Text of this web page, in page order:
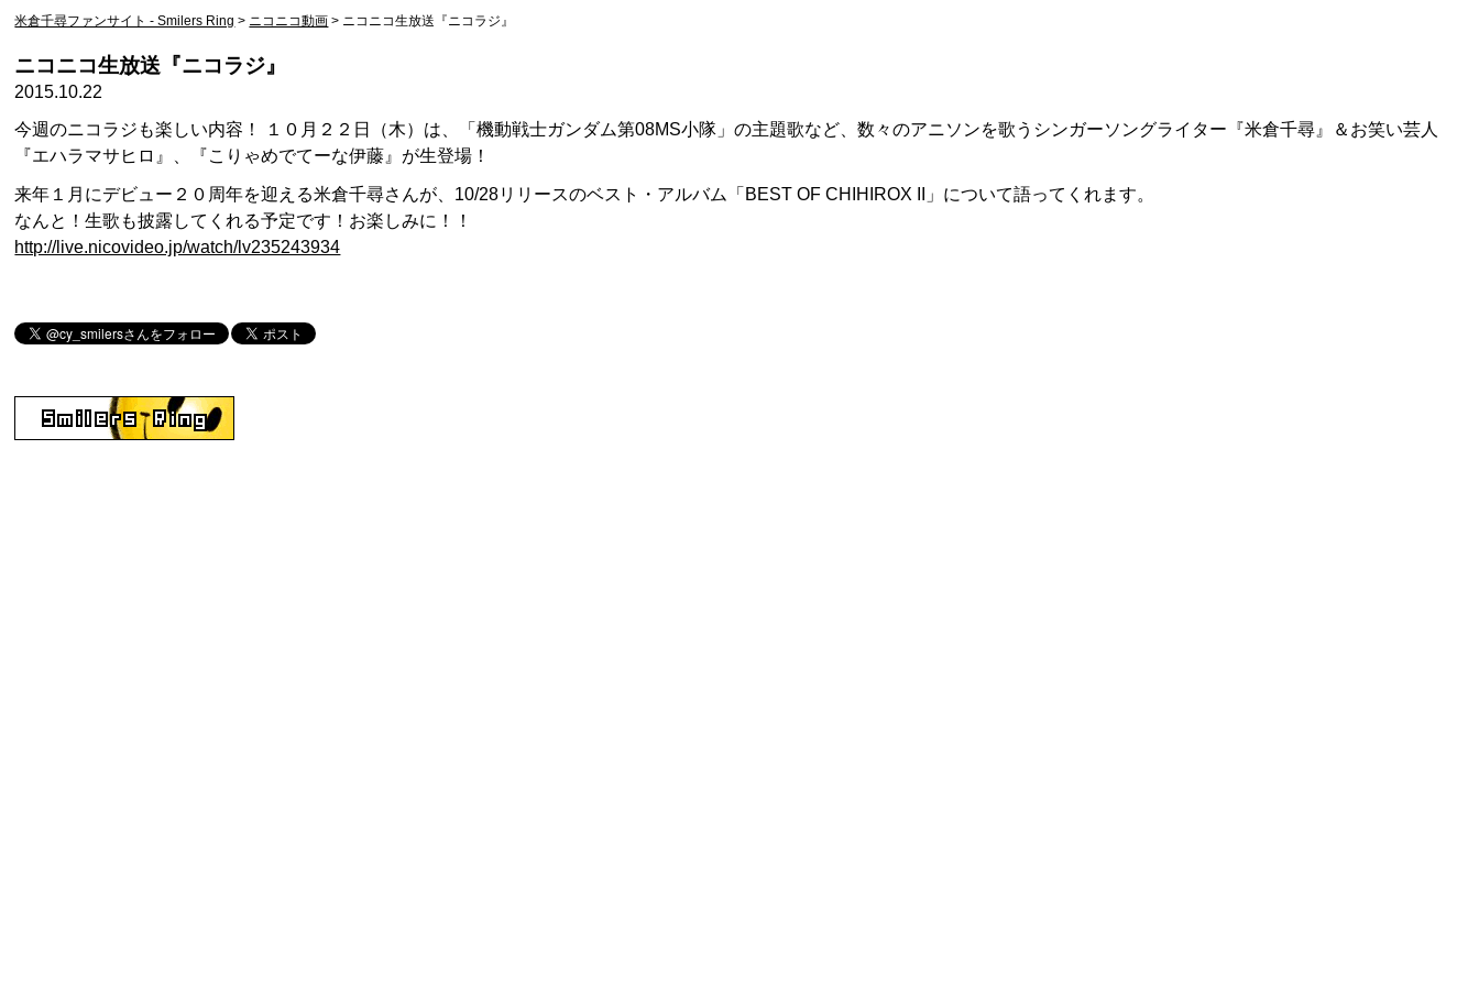
米倉千尋ファンサイト - Smilers Ring > ニコニコ動画 > ニコニコ生放送『ニコラジ』
ニコニコ生放送『ニコラジ』
2015.10.22
今週のニコラジも楽しい内容！ １０月２２日（木）は、「機動戦士ガンダム第08MS小隊」の主題歌など、数々のアニソンを歌うシンガーソングライター『米倉千尋』＆お笑い芸人
『エハラマサヒロ』、『こりゃめでてーな伊藤』が生登場！
来年１月にデビュー２０周年を迎える米倉千尋さんが、10/28リリースのベスト・アルバム「BEST OF CHIHIROX II」について語ってくれます。
なんと！生歌も披露してくれる予定です！お楽しみに！！
http://live.nicovideo.jp/watch/lv235243934